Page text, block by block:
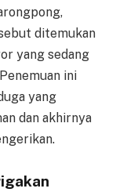
ditemukan
yang sedang
ini
yang
dan akhirnya